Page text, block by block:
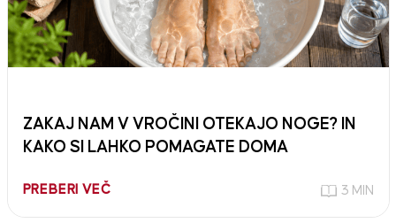
ZAKAJ NAM V VROČINI OTEKAJO NOGE? IN
KAKO SI LAHKO POMAGATE DOMA
PREBERI VEČ 3 MIN